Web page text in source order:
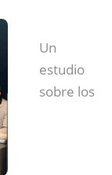
Un
estudio
sobre los